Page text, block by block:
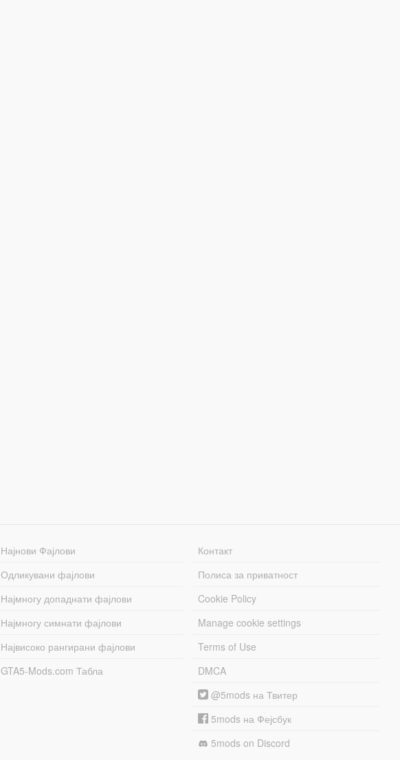
Најнови Фајлови
Одликувани фајлови
Најмногу допаднати фајлови
Најмногу симнати фајлови
Највисоко рангирани фајлови
GTA5-Mods.com Табла
Контакт
Полиса за приватност
Cookie Policy
Manage cookie settings
Terms of Use
DMCA
@5mods на Твитер
5mods на Фејсбук
5mods on Discord